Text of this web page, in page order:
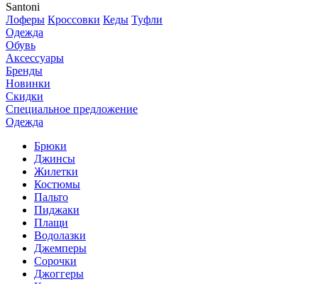
Santoni
Лоферы Кроссовки Кеды Туфли
Одежда
Обувь
Аксессуары
Бренды
Новинки
Скидки
Специальное предложение
Одежда
Брюки
Джинсы
Жилетки
Костюмы
Пальто
Пиджаки
Плащи
Водолазки
Джемперы
Сорочки
Джоггеры